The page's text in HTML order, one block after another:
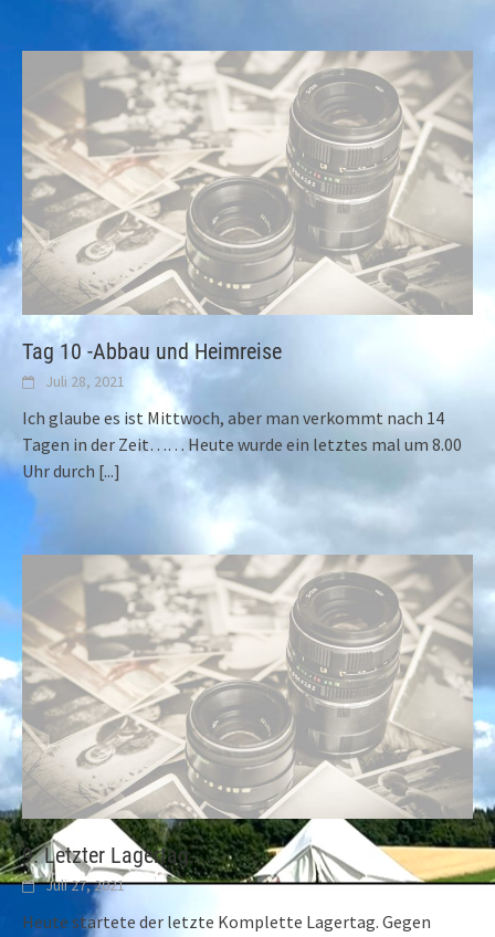
Tag 10 -Abbau und Heimreise
Juli 28, 2021
Ich glaube es ist Mittwoch, aber man verkommt nach 14
Tagen in der Zeit…… Heute wurde ein letztes mal um 8.00
Uhr durch [...]
9. Letzter Lagertag……
Juli 27, 2021
Heute startete der letzte Komplette Lagertag. Gegen